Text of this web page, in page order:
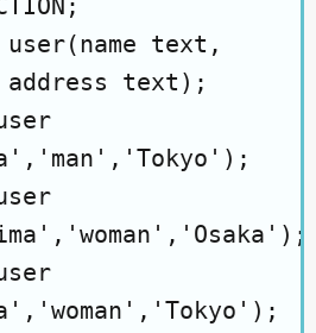
user(name text,
text);